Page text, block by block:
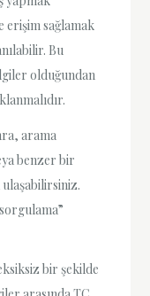
erişim sağlamak
Bu
olduğundan
arama
benzer bir
bir şekilde